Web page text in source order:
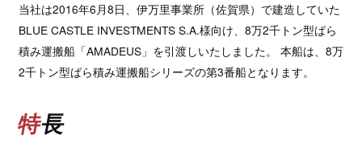
当社は2016年6月8日、伊万里事業所（佐賀県）で建造していた
BLUE CASTLE INVESTMENTS S.A.様向け、8万2千トン型ばら
積み運搬船「AMADEUS」を引渡しいたしました。 本船は、8万
2千トン型ばら積み運搬船シリーズの第3番船となります。
特長